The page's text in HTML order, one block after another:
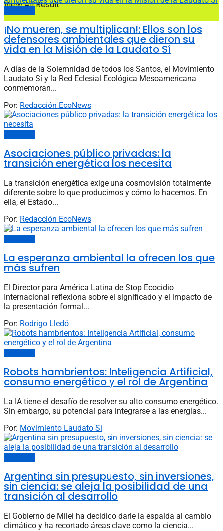
View All Result
¡No mueren, se multiplican!: Ellos son los
defensores ambientales que dieron su
vida en la Misión de la Laudato Sí
A días de la Solemnidad de todos los Santos, el Movimiento
Laudato Sí y la Red Eclesial Ecológica Mesoamericana
conmemoran...
Por: Redacción EcoNews
Asociaciones público privadas: la
transición energética los necesita
La transición energética exige una cosmovisión totalmente
diferente sobre lo que producimos y cómo lo hacemos. En
ella, el Estado...
Por: Redacción EcoNews
La esperanza ambiental la ofrecen los que
más sufren
El Director para América Latina de Stop Ecocidio
Internacional reflexiona sobre el significado y el impacto de
la presentación formal...
Por: Rodrigo Lledó
Robots hambrientos: Inteligencia Artificial,
consumo energético y el rol de Argentina
La IA tiene el desafío de resolver su alto consumo energético.
Sin embargo, su potencial para integrarse a las energías...
Por: Movimiento Laudato Sí
Argentina sin presupuesto, sin inversiones,
sin ciencia: se aleja la posibilidad de una
transición al desarrollo
El Gobierno de Milei ha decidido darle la espalda al cambio
climático y ha recortado áreas clave como la ciencia...